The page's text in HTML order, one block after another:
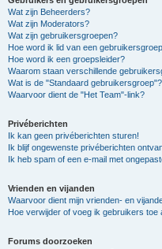
Wat zijn Beheerders?
Wat zijn Moderators?
Wat zijn gebruikersgroepen?
Hoe word ik lid van een
Hoe word ik een groepsleider?
Waarom staan verschillende
Wat is de "Standaard gebruikersgroep"?
Waarvoor dient de "Het Team"-link?
Privéberichten
Ik kan geen privéberichten sturen!
Ik blijf ongewenste privéberichten
Ik heb spam of een e-mail met
Vrienden en vijanden
Waarvoor dient mijn vrienden- en
Hoe verwijder of voeg ik gebruikers toe
Forums doorzoeken